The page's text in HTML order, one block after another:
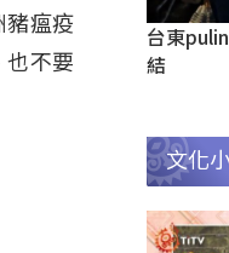
豬瘟疫
也不要
台東
結
文化